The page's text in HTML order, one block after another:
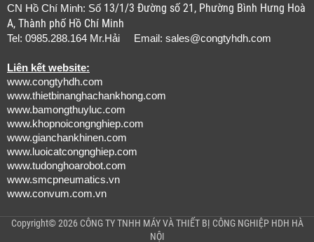
CN Hồ Chí Minh: Số 13/1/3 Đường số 21, Phường Bình Hưng Hoà
A, Thành phố Hồ Chí Minh
Tel: 0985.288.164 Mr.Hải Email: sales@congtyhdh.com
Liên kết website:
www.congtyhdh.com
www.thietbinanghachankhong.com
www.bamongthuyluc.com
www.khopnoicongnghiep.com
www.gianchankhinen.com
www.luoicatcongnghiep.com
www.tudonghoarobot.com
www.smcpneumatics.vn
www.convum.com.vn
Copyright© 2026 CÔNG TY TNHH MÁY VÀ THIẾT BỊ CÔNG NGHIỆP HDH HÀ
NỘI